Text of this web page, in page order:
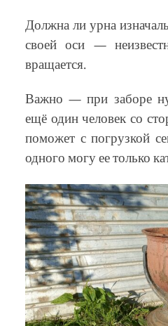
Должна ли урна
своей оси —
вращается.
Важно — при заборе
ещё один человек со
поможет с погрузкой
одного могу ее только